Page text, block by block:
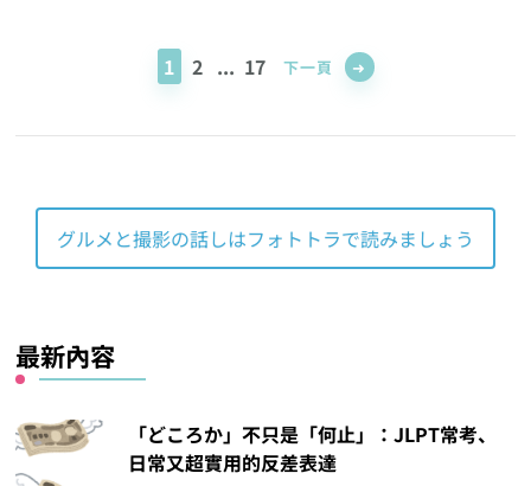
pagination
頁
1
頁
2 ... 頁
17 下一頁
グルメと撮影の話しはフォトトラで読みましょう
最新內容
「どころか」不只是「何止」：JLPT常考、
日常又超實用的反差表達